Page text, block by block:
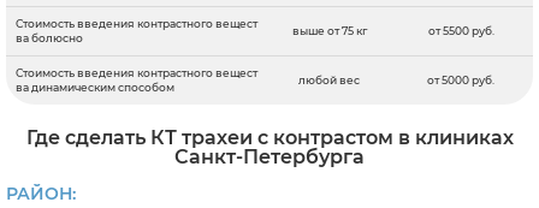
Стоимость введения контрастного вещест
ва болюсно
выше от 75 кг от 5500 руб.
Стоимость введения контрастного вещест
ва динамическим способом
любой вес от 5000 руб.
Где сделать КТ трахеи с контрастом в клиниках
Санкт-Петербурга
РАЙОН: